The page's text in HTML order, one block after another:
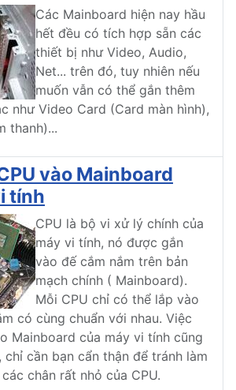
Các Mainboard hiện nay hầu
hết đều có tích hợp sẵn các
thiết bị như Video, Audio,
Net... trên đó, tuy nhiên nếu
muốn vẫn có thể gắn thêm
như Video Card (Card màn hình),
thanh)...
vào Mainboard
tính
CPU là bộ vi xử lý chính của
máy vi tính, nó được gắn
vào đế cắm nắm trên bản
mạch chính ( Mainboard).
Mỗi CPU chỉ có thể lắp vào
có cùng chuẩn với nhau. Việc
Mainboard của máy vi tính cũng
chỉ cần bạn cẩn thận để tránh làm
chân rất nhỏ của CPU.